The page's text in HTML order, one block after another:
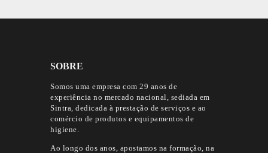
SOBRE
Somos uma empresa com 29 anos de
experiência no mercado nacional, sediada em
Sintra, dedicada à prestação de serviços e ao
comércio de produtos e equipamentos de
higiene.
Ao longo dos anos, apostamos na formação, na